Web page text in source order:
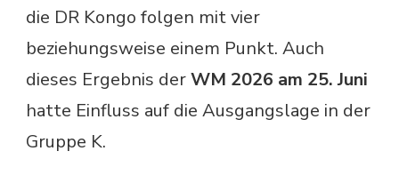
die DR Kongo folgen mit vier
beziehungsweise einem Punkt. Auch
dieses Ergebnis derWM 2026 am 25. Juni
hatte Einfluss auf die Ausgangslage in der
Gruppe K.